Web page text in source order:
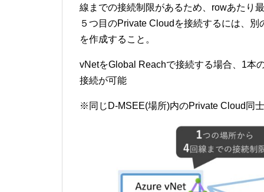
線までの接続制限があるため、rowあたり
５つ目のPrivate Cloudを接続するには、
を作成すること。
vNetをGlobal Reachで接続する場合、1本
接続が可能
※同じD-MSEE(場所)内のPrivate Cloud同